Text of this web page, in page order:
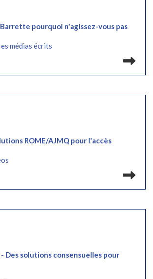
Barrette pourquoi n'agissez-vous pas
médias écrits
ROME/AJMQ pour l'accès
- Des solutions consensuelles pour